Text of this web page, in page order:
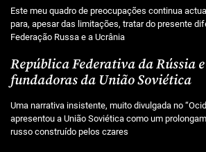
Este meu quadro de preocupações continua
para, apesar das limitações, tratar do presente
Federação Russa e a Ucrânia
República Federativa da Rússia
fundadoras da União Soviética
Uma narrativa insistente, muito divulgada no
apresentou a União Soviética como um
russo construído pelos czares